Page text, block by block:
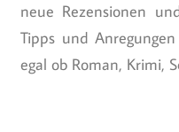
neue Rezensionen
Tipps und
egal ob Roman, Krimi,